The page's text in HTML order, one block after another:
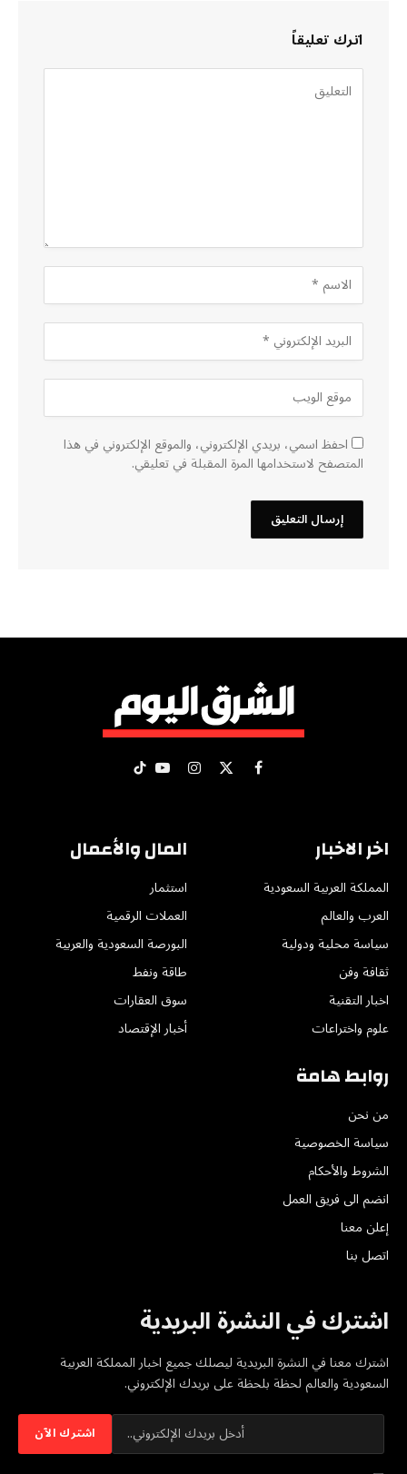
اترك تعليقاً
احفظ اسمي، بريدي الإلكتروني، والموقع الإلكتروني في هذا
المتصفح لاستخدامها المرة المقبلة في تعليقي.
فيسبوك
X الانستغراميوتيوبتيكتوك
اخر الاخبار
المملكة العربية السعودية
العرب والعالم
سياسة محلية ودولية
ثقافة وفن
اخبار التقنية
علوم واختراعات
المال والأعمال
استثمار
العملات الرقمية
البورصة السعودية والعربية
طاقة ونفط
سوق العقارات
أخبار الإقتصاد
روابط هامة
من نحن
سياسة الخصوصية
الشروط والأحكام
انضم الى فريق العمل
إعلن معنا
اتصل بنا
اشترك في النشرة البريدية
اشترك معنا في النشرة البريدية ليصلك جميع اخبار المملكة العربية
السعودية والعالم لحظة بلحظة على بريدك الإلكتروني.